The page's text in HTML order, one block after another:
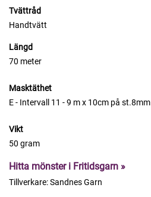
Tvättråd
Handtvätt
Längd
70 meter
Masktäthet
E - Intervall 11 - 9 m x 10cm på st.8mm
Vikt
50 gram
Hitta mönster i Fritidsgarn »
Tillverkare:Sandnes Garn